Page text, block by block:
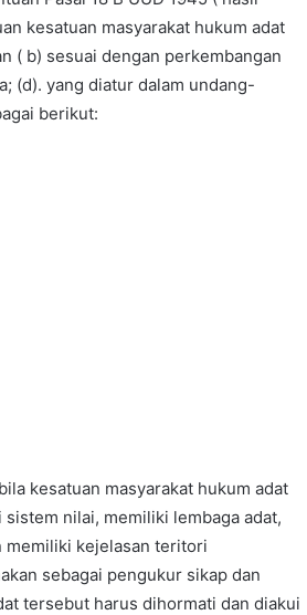
kesatuan masyarakat hukum adat
( b) sesuai dengan perkembangan
(d). yang diatur dalam undang-
berikut:
kesatuan masyarakat hukum adat
nilai, memiliki lembaga adat,
memiliki kejelasan teritori
sebagai pengukur sikap dan
tersebut harus dihormati dan diakui